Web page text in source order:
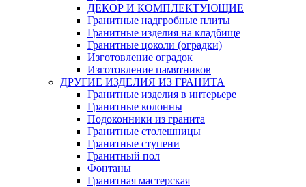
ДЕКОР И КОМПЛЕКТУЮЩИЕ
Гранитные надгробные плиты
Гранитные изделия на кладбище
Гранитные цоколи (оградки)
Изготовление оградок
Изготовление памятников
ДРУГИЕ ИЗДЕЛИЯ ИЗ ГРАНИТА
Гранитные изделия в интерьере
Гранитные колонны
Подоконники из гранита
Гранитные столешницы
Гранитные ступени
Гранитный пол
Фонтаны
Гранитная мастерская